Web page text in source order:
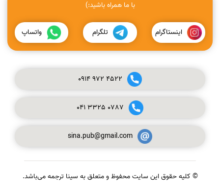
با ما همراه باشید:)
اینستاگرام تلگرام واتساپ
0914972 4522
041 3325 0787
sina.pub@gmail.com
© کلیه حقوق این سایت محفوظ و متعلق به سینا ترجمه می‌باشد.